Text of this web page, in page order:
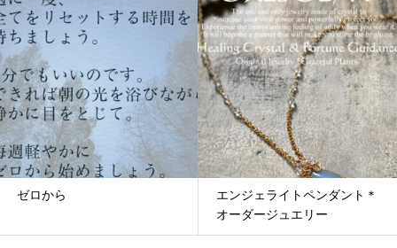
エンジェライトペンダント＊
クンダリーニ